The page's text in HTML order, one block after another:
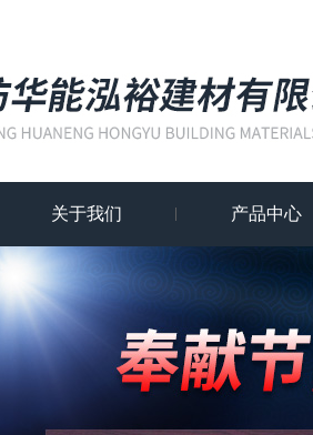
关于我们 产品中心